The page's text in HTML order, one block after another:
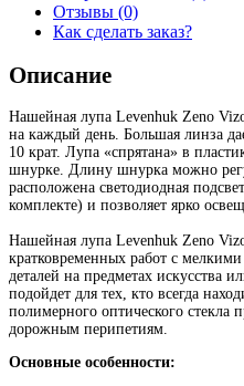
Отзывы (0)
Как сделать заказ?
Описание
Нашейная лупа Levenhuk Zeno
на каждый день. Большая линза
10 крат. Лупа «спрятана» в
шнурке. Длину шнурка можно
расположена светодиодная
комплекте) и позволяет ярко
Нашейная лупа Levenhuk Zeno
кратковременных работ с
деталей на предметах искусства
подойдет для тех, кто всегда
полимерного оптического
дорожным перипетиям.
Основные особенности: